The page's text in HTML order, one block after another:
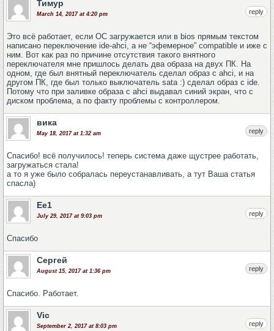
Тимур
March 14, 2017 at 4:20 pm
Это всё работает, если ОС загружается или в bios прямым текстом
написано переключение ide-ahci, а не “эфемерное” compatible и иже с
ним. Вот как раз по причине отсутствия такого внятного
переключателя мне пришлось делать два образа на двух ПК. На
одном, где был внятный переключатель сделал образ с ahci, и на
другом ПК, где был только выключатель sata :) сделал образ с ide.
Потому что при заливке образа с ahci выдавал синий экран, что с
диском проблема, а по факту проблемы с контроллером.
reply
вика
May 18, 2017 at 1:32 am
Спасибо! всё получилось! теперь система даже щустрее работать,
загружаться стала!
а то я уже было собралась переустанавливать, а тут Ваша статья
спасла)
reply
Ee1
July 29, 2017 at 9:03 pm
Спасибо
reply
Сергей
August 15, 2017 at 1:36 pm
Спасибо. Работает.
reply
Vic
September 2, 2017 at 8:03 pm reply